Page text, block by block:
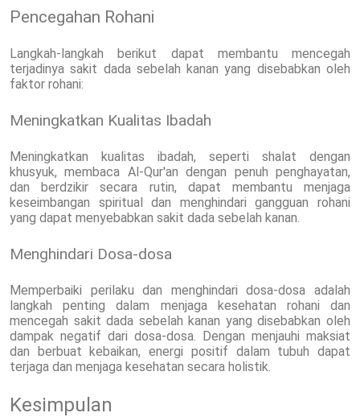
Pencegahan Rohani
Langkah-langkah berikut dapat membantu mencegah
terjadinya sakit dada sebelah kanan yang disebabkan oleh
faktor rohani:
Meningkatkan Kualitas Ibadah
Meningkatkan kualitas ibadah, seperti shalat dengan
khusyuk, membaca Al-Qur'an dengan penuh penghayatan,
dan berdzikir secara rutin, dapat membantu menjaga
keseimbangan spiritual dan menghindari gangguan rohani
yang dapat menyebabkan sakit dada sebelah kanan.
Menghindari Dosa-dosa
Memperbaiki perilaku dan menghindari dosa-dosa adalah
langkah penting dalam menjaga kesehatan rohani dan
mencegah sakit dada sebelah kanan yang disebabkan oleh
dampak negatif dari dosa-dosa. Dengan menjauhi maksiat
dan berbuat kebaikan, energi positif dalam tubuh dapat
terjaga dan menjaga kesehatan secara holistik.
Kesimpulan